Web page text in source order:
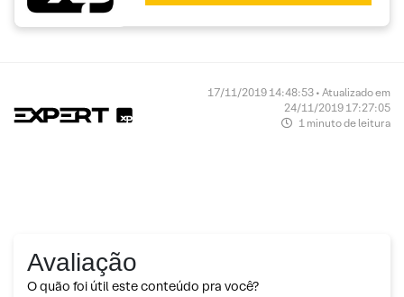
17/11/2019 14:48:53 • Atualizado em
24/11/2019 17:27:05
1 minuto de leitura
Avaliação
O quão foi útil este conteúdo pra você?